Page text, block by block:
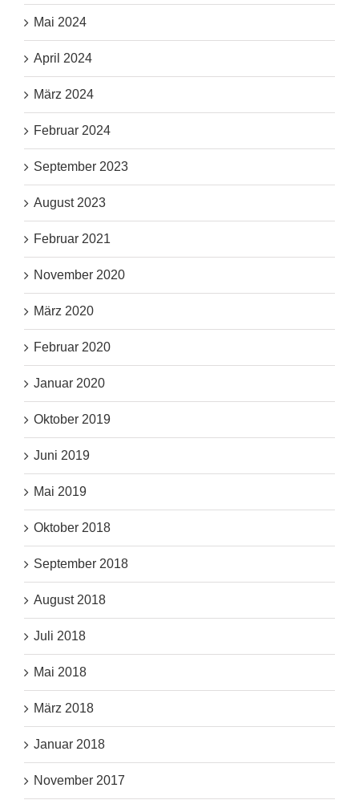
Mai 2024
April 2024
März 2024
Februar 2024
September 2023
August 2023
Februar 2021
November 2020
März 2020
Februar 2020
Januar 2020
Oktober 2019
Juni 2019
Mai 2019
Oktober 2018
September 2018
August 2018
Juli 2018
Mai 2018
März 2018
Januar 2018
November 2017